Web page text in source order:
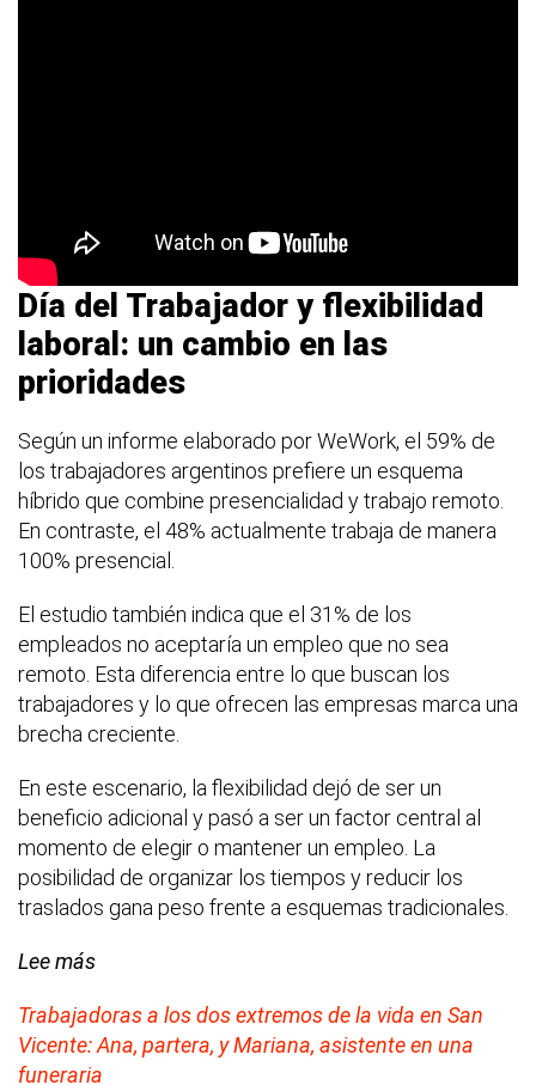
Día del Trabajador y flexibilidad
laboral: un cambio en las
prioridades
Según un informe elaborado por WeWork, el 59% de
los trabajadores argentinos prefiere un esquema
híbrido que combine presencialidad y trabajo remoto.
En contraste, el 48% actualmente trabaja de manera
100% presencial.
El estudio también indica que el 31% de los
empleados no aceptaría un empleo que no sea
remoto. Esta diferencia entre lo que buscan los
trabajadores y lo que ofrecen las empresas marca una
brecha creciente.
En este escenario, la flexibilidad dejó de ser un
beneficio adicional y pasó a ser un factor central al
momento de elegir o mantener un empleo. La
posibilidad de organizar los tiempos y reducir los
traslados gana peso frente a esquemas tradicionales.
Lee más
Trabajadoras a los dos extremos de la vida en San
Vicente: Ana, partera, y Mariana, asistente en una
funeraria